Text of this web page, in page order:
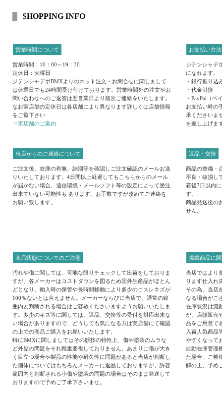
SHOPPING INFO
営業時間について
営業時間：10：00～19：30
定休日：火曜日
ジテンシャデポBMXよりのネット注文・お問合せに関しまして
は休業日でも24時間受け付けております。営業時間外の注文やお
問い合わせへのご返答は翌営業日より順次ご連絡をいたします。
なお実店舗の定休日は各店舗により異なります詳しくは店舗情報
をご覧下さい
⇒実店舗のご案内
お支払い方法
ジテンシャデ
になれます。
・銀行振り込
・代金引換
・PayPal（ペ
お支払い時の
承くださいま
を差し上げま
当店からのご連絡について
ご注文後、在庫の有無、納期等を確認しご注文確認のメールお送
りいたしております。4日間以上経過してもこちらからのメール
が届かない場合、通信環境・メールソフト等の設定によって受注
出来ていない可能性も あります。お手数ですが改めてご連絡を
お願い致します。
返品・交換
商品の整備・
不良・破損し
着後7日以内
す。
商品発送後の
せん。
商品状態についてのご注意
汚れや傷に関しては、可能な限りチェックして出荷をしておりま
すが、各メーカーはコストダウンを図るため国外生産品がほとん
どとなり、輸入時の保管や長時間移動により多少のコスレキズが
100％ないとは言えません。メーカーならびに当店で、通常の範
囲内と判断される場合はご容赦くださいますようお願いいたしま
す。多少のキズ等に関しては、返品、交換等の受付を対応出来な
い場合がありますので、どうしても気になる方は実店舗にて確認
の上での商品ご購入をお願いいたします。
特にBMXに関しましてはその競技の特性上、傷や塗装のムラな
ど外見の問題をそれ程重要視しておりません。あまりに傷が大き
く目立つ場合や製品の性能や耐久性に問題があると当店が判断し
た個体についてはもちろんメーカーに返品しておりますが、許容
範囲内と判断される小傷や塗装の問題の場合はそのまま発送して
おりますので予めご了承下さいませ。
掲載商品に
当店ではより
ります仕入れ
その為、当店
なる場合がご
在庫状況は流
が、店頭販売
品をご用意で
入荷人気商品
やすくなって
自動在庫管理
た場合、ご希
解の上、予め